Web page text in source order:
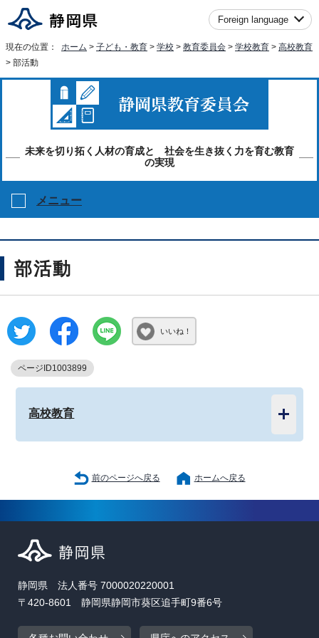
Foreign language
現在の位置： ホーム > 子ども・教育 > 学校 > 教育委員会 > 学校教育 > 高校教育
> 部活動
未来を切り拓く人材の育成と 社会を生き抜く力を育む教育
の実現
メニュー
部活動
いいね！
ページID1003899
高校教育
前のページへ戻る ホームへ戻る
静岡県 法人番号 7000020220001
〒420-8601 静岡県静岡市葵区追手町9番6号